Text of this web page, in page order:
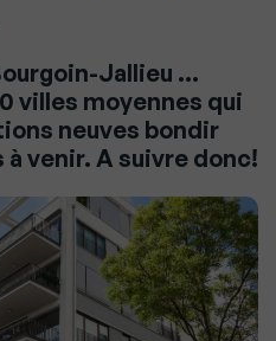
Jallieu …
villes moyennes qui
neuves bondir
à venir. A suivre donc!